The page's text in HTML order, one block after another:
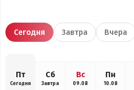
Сегодня Завтра Вчера
Пт
Сегодня
Сб
Завтра
Вс
09.08
Пн
10.08